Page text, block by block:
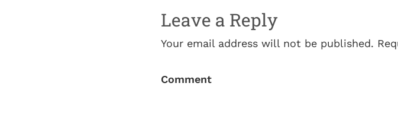
Leave a Reply
Your email address will not be published.
Comment